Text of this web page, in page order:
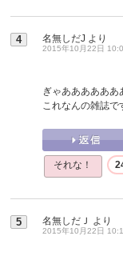
4 名無しだJ より
2015年10月22日
ぎゃあああああ
これなんの雑誌で
それな！
5 名無しだＪ より
2015年10月22日